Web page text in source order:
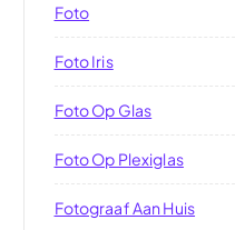
Foto
Foto Iris
Foto Op Glas
Foto Op Plexiglas
Fotograaf Aan Huis